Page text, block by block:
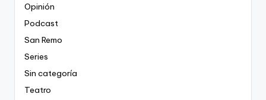
Opinión
Podcast
San Remo
Series
Sin categoría
Teatro